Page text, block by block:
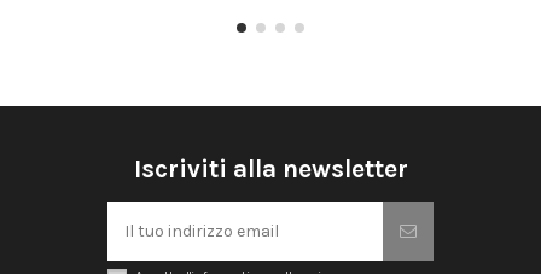
Iscriviti alla newsletter